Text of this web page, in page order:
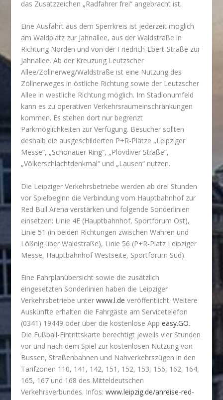
das Zusatzzeichen „Radfahrer frei“ angebracht ist.
Eine Ausfahrt aus dem Sperrkreis ist jederzeit möglich
am Waldplatz zur Jahnallee, aus der Waldstraße in
Richtung Norden und von der Friedrich-Ebert-Straße zur
Jahnallee. Ab der Kreuzung Leutzscher
Allee/Zöllnerweg/Waldstraße ist eine Nutzung des
Zöllnerweges in östliche Richtung sowie der Leutzscher
Allee in westliche Richtung möglich. Im Stadionumfeld
kann es zu operativen Verkehrsraumeinschränkungen
kommen. Es stehen dort nur begrenzt
Parkmöglichkeiten zur Verfügung. Besucher sollten
deshalb die ausgeschilderten P+R-Plätze „Leipziger
Messe“, „Schönauer Ring“, „Plovdiver Straße“,
„Völkerschlachtdenkmal“ und „Lausen“ nutzen.
Die Leipziger Verkehrsbetriebe werden ab drei Stunden
vor Spielbeginn die Verbindung vom Hauptbahnhof zur
Red Bull Arena verstärken und folgende Sonderlinien
einsetzen: Linie 4E (Hauptbahnhof, Sportforum Ost),
Linie 51 (in beiden Richtungen zwischen Wahren und
Lößnig über Waldstraße), Linie 56 (P+R-Platz Leipziger
Messe, Hauptbahnhof Westseite, Sportforum Süd).
Eine Fahrplanübersicht sowie die zusätzlich
eingesetzten Sonderlinien haben die Leipziger
Verkehrsbetriebe unterwww.l.de veröffentlicht. Weitere
Auskünfte erhalten die Fahrgäste am Servicetelefon
(0341) 19449 oder über die kostenlose Appeasy.GO.
Die Fußball-Eintrittskarte berechtigt jeweils vier Stunden
vor und nach dem Spiel zur kostenlosen Nutzung von
Bussen, Straßenbahnen und Nahverkehrszügen in den
Tarifzonen 110, 141, 142, 151, 152, 153, 156, 162, 164,
165, 167 und 168 des Mitteldeutschen
Verkehrsverbundes. Infos:www.leipzig.de/anreise-red-